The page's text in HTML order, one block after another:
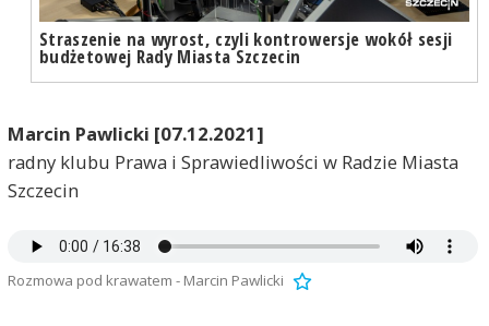
Straszenie na wyrost, czyli kontrowersje wokół sesji
budżetowej Rady Miasta Szczecin
Marcin Pawlicki [07.12.2021]
radny klubu Prawa i Sprawiedliwości w Radzie Miasta
Szczecin
Rozmowa pod krawatem - Marcin Pawlicki